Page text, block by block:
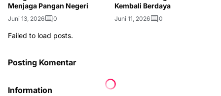
Menjaga Pangan Negeri
Juni 13, 2026 0
Kembali Berdaya
Juni 11, 2026 0
Failed to load posts.
Posting Komentar
Information